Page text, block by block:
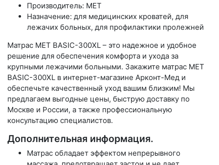
Производитель: МЕТ
Назначение: для медицинских кроватей, для
лежачих больных, для профилактики пролежней
Матрас MET BASIC-300XL – это надежное и удобное
решение для обеспечения комфорта и ухода за
крупными лежачими больными. Закажите матрас MET
BASIC-300XL в интернет-магазине Арконт-Мед и
обеспечьте качественный уход вашим близким! Мы
предлагаем выгодные цены, быструю доставку по
Москве и России, а также профессиональную
консультацию специалистов.
Дополнительная информация.
Матрас обладает эффектом непрерывного